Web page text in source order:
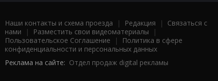
Наши контакты и схема проезда | Редакция | Связаться с
нами | Разместить свои видеоматериалы |
Пользовательское Соглашение |
Политика в сфере
конфиденциальности и персональных данных
Реклама на сайте: Отдел продаж digital рекламы